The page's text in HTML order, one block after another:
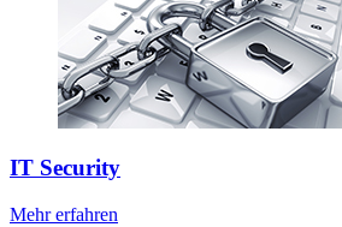
IT Security
Mehr erfahren